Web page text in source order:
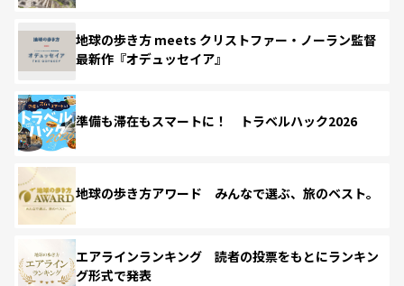
地球の歩き方 meets クリストファー・ノーラン監督
最新作『オデュッセイア』
準備も滞在もスマートに！ トラベルハック2026
地球の歩き方アワード みんなで選ぶ、旅のベスト。
エアラインランキング 読者の投票をもとにランキン
グ形式で発表